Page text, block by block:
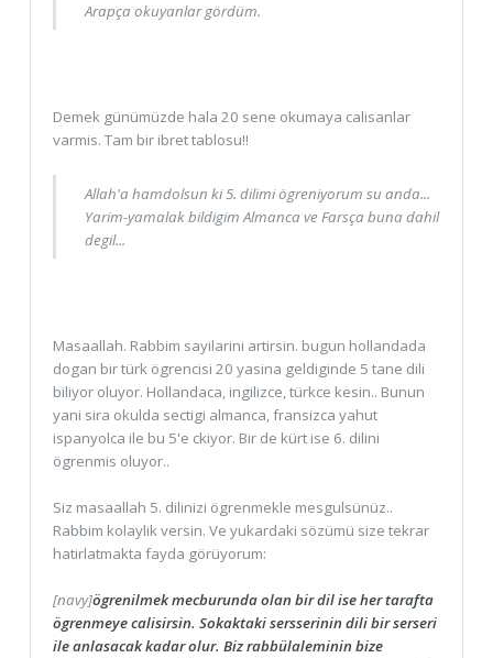
Arapça okuyanlar gördüm.
Demek günümüzde hala 20 sene okumaya calisanlar
varmis. Tam bir ibret tablosu!!
Allah'a hamdolsun ki 5. dilimi ögreniyorum su anda...
Yarim-yamalak bildigim Almanca ve Farsça buna dahil
degil...
Masaallah. Rabbim sayilarini artirsin. bugun hollandada
dogan bir türk ögrencisi 20 yasina geldiginde 5 tane dili
biliyor oluyor. Hollandaca, ingilizce, türkce kesin.. Bunun
yani sira okulda sectigi almanca, fransizca yahut
ispanyolca ile bu 5'e ckiyor. Bir de kürt ise 6. dilini
ögrenmis oluyor..
Siz masaallah 5. dilinizi ögrenmekle mesgulsünüz..
Rabbim kolaylik versin. Ve yukardaki sözümü size tekrar
hatirlatmakta fayda görüyorum:
[navy]ögrenilmek mecburunda olan bir dil ise her tarafta
ögrenmeye calisirsin. Sokaktaki sersserinin dili bir serseri
ile anlasacak kadar olur. Biz rabbülaleminin bize